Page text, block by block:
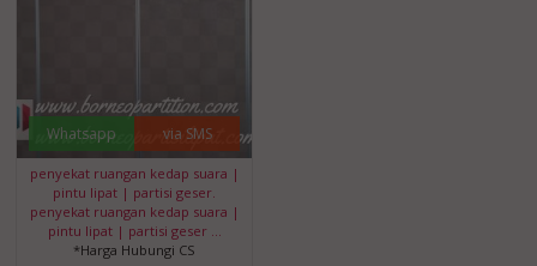
Whatsapp via SMS
penyekat ruangan kedap suara |
pintu lipat | partisi geser.
penyekat ruangan kedap suara |
pintu lipat | partisi geser …
*Harga Hubungi CS